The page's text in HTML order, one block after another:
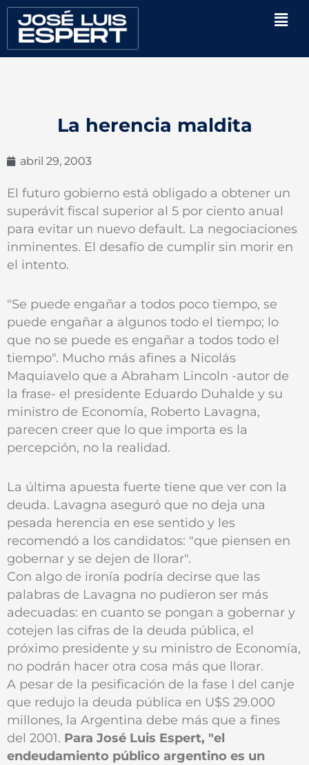
contenido
La herencia maldita
abril 29, 2003
El futuro gobierno está obligado a obtener un
superávit fiscal superior al 5 por ciento anual
para evitar un nuevo default. La negociaciones
inminentes. El desafío de cumplir sin morir en
el intento.
"Se puede engañar a todos poco tiempo, se
puede engañar a algunos todo el tiempo; lo
que no se puede es engañar a todos todo el
tiempo". Mucho más afines a Nicolás
Maquiavelo que a Abraham Lincoln -autor de
la frase- el presidente Eduardo Duhalde y su
ministro de Economía, Roberto Lavagna,
parecen creer que lo que importa es la
percepción, no la realidad.
La última apuesta fuerte tiene que ver con la
deuda. Lavagna aseguró que no deja una
pesada herencia en ese sentido y les
recomendó a los candidatos: "que piensen en
gobernar y se dejen de llorar".
Con algo de ironía podría decirse que las
palabras de Lavagna no pudieron ser más
adecuadas: en cuanto se pongan a gobernar y
cotejen las cifras de la deuda pública, el
próximo presidente y su ministro de Economía,
no podrán hacer otra cosa más que llorar.
A pesar de la pesificación de la fase I del canje
que redujo la deuda pública en U$S 29.000
millones, la Argentina debe más que a fines
del 2001. Para José Luis Espert, "el
endeudamiento público argentino es un